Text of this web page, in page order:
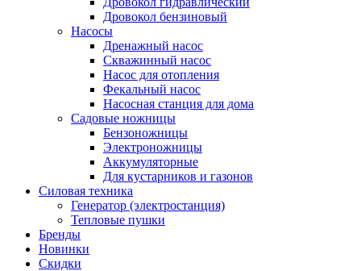
Дровокол бензиновый
Насосы
Дренажный насос
Скважинный насос
Насос для отопления
Фекальный насос
Насосная станция для дома
Садовые ножницы
Бензоножницы
Электроножницы
Аккумуляторные
Для кустарников и газонов
Силовая техника
Генератор (электростанция)
Тепловые пушки
Бренды
Новинки
Скидки